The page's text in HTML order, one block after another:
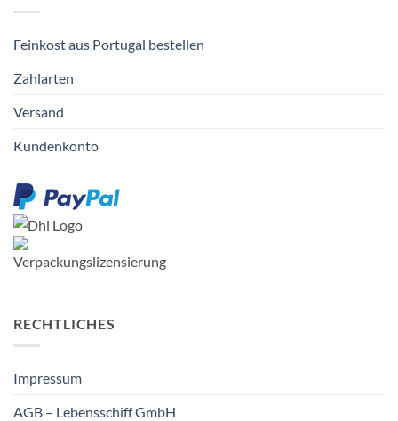
Feinkost aus Portugal bestellen
Zahlarten
Versand
Kundenkonto
RECHTLICHES
Impressum
AGB – Lebensschiff GmbH